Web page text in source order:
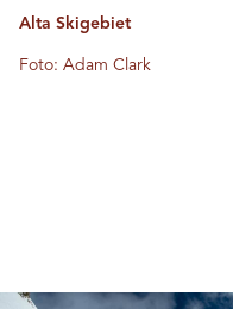
Alta Skigebiet
Foto: Adam Clark